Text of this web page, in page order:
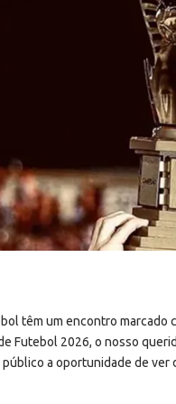
têm um encontro marcado
Futebol 2026, o nosso
a oportunidade de